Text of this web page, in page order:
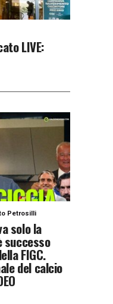
LIVE:
Petrosilli
solo la
successo
FIGC.
del calcio